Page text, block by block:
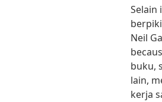
Selain
Neil
buku,
lain,
kerja